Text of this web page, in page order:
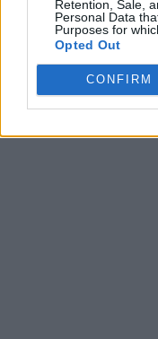
Retention, Sale,
Personal Data
Purposes for
Opted Out
CONFIRM
refacă USL?
alegerilor: „O să
PNL, fără